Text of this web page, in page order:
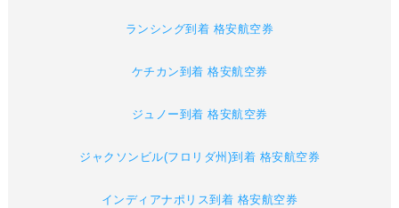
ランシング到着 格安航空券
ケチカン到着 格安航空券
ジュノー到着 格安航空券
ジャクソンビル(フロリダ州)到着 格安航空券
インディアナポリス到着 格安航空券